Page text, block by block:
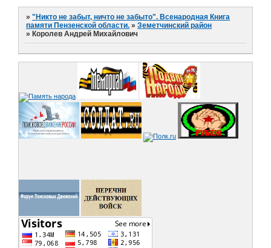
»"Никто не забыт, ничто не забыто". Всенародная Книга
памяти Пензенской области. »Земетчинский район
» Королев Андрей Михайлович